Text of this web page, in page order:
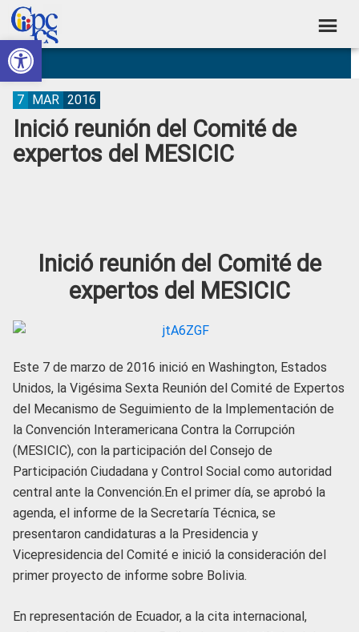
Abrir barra de herramientas
Skip
to
primary
navigation
Skip
to
main
content
Skip
to
primary
sidebar
Skip
to
footer
Consejo
de
Participación
Ciudadana
Construyendo
Poder
Ciudadano
Inició reunión del Comité de
expertos del MESICIC
7 MAR 2016
Inició reunión del Comité de
expertos del MESICIC
Este 7 de marzo de 2016 inició en Washington, Estados
Unidos, la Vigésima Sexta Reunión del Comité de Expertos
del Mecanismo de Seguimiento de la Implementación de
la Convención Interamericana Contra la Corrupción
(MESICIC), con la participación del Consejo de
Participación Ciudadana y Control Social como autoridad
central ante la Convención.En el primer día, se aprobó la
agenda, el informe de la Secretaría Técnica, se
presentaron candidaturas a la Presidencia y
Vicepresidencia del Comité e inició la consideración del
primer proyecto de informe sobre Bolivia.
En representación de Ecuador, a la cita internacional,